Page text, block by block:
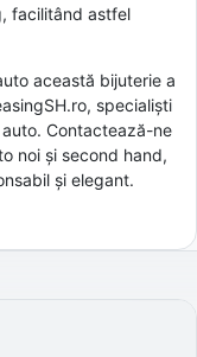
facilitând astfel
această bijuterie a
specialiști
Contactează-ne
noi și second hand,
și elegant.